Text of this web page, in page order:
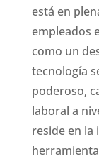
está en
empleados
como un
tecnología
poderoso,
laboral a
reside en la